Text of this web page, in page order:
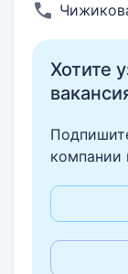
Хотите
компании